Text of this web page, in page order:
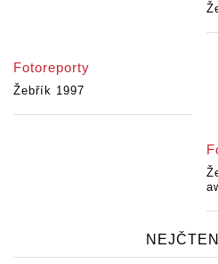
Fotoreporty
Žebřík 1997